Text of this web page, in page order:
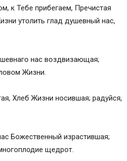
к Тебе прибегаем, Пречистая
утолить глад душевный нас,
нас воздвизающая;
Жизни.
Хлеб Жизни носившая; радуйся,
Божественный израстившая;
щедрот.